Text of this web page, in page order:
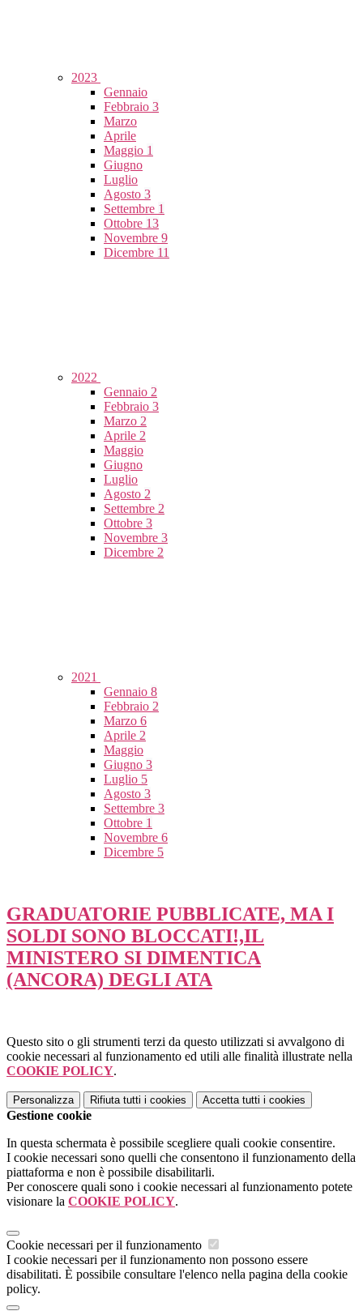
2023
Gennaio
Febbraio 3
Marzo
Aprile
Maggio 1
Giugno
Luglio
Agosto 3
Settembre 1
Ottobre 13
Novembre 9
Dicembre 11
2022
Gennaio 2
Febbraio 3
Marzo 2
Aprile 2
Maggio
Giugno
Luglio
Agosto 2
Settembre 2
Ottobre 3
Novembre 3
Dicembre 2
2021
Gennaio 8
Febbraio 2
Marzo 6
Aprile 2
Maggio
Giugno 3
Luglio 5
Agosto 3
Settembre 3
Ottobre 1
Novembre 6
Dicembre 5
GRADUATORIE PUBBLICATE, MA I
SOLDI SONO BLOCCATI!,IL
MINISTERO SI DIMENTICA
(ANCORA) DEGLI ATA
Questo sito o gli strumenti terzi da questo utilizzati si avvalgono di
cookie necessari al funzionamento ed utili alle finalità illustrate nella
COOKIE POLICY.
Personalizza Rifiuta tutti i cookies Accetta tutti i cookies
Gestione cookie
In questa schermata è possibile scegliere quali cookie consentire.
I cookie necessari sono quelli che consentono il funzionamento della
piattaforma e non è possibile disabilitarli.
Per conoscere quali sono i cookie necessari al funzionamento potete
visionare la COOKIE POLICY.
Cookie necessari per il funzionamento
I cookie necessari per il funzionamento non possono essere
disabilitati. È possibile consultare l'elenco nella pagina della cookie
policy.